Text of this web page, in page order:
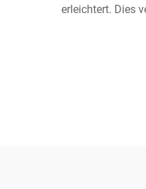
erleichtert. Dies